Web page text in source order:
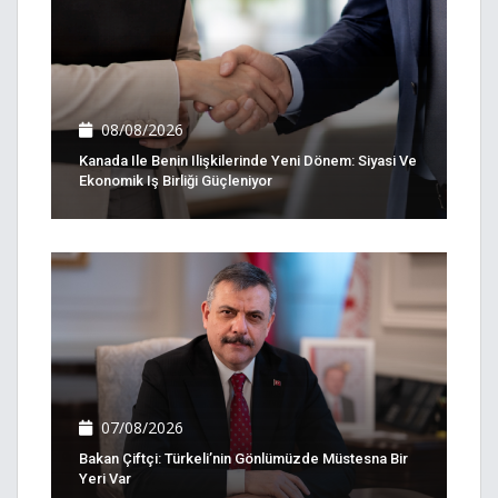
08/08/2026
Kanada Ile Benin Ilişkilerinde Yeni Dönem: Siyasi Ve
Ekonomik Iş Birliği Güçleniyor
07/08/2026
Bakan Çiftçi: Türkeli’nin Gönlümüzde Müstesna Bir
Yeri Var